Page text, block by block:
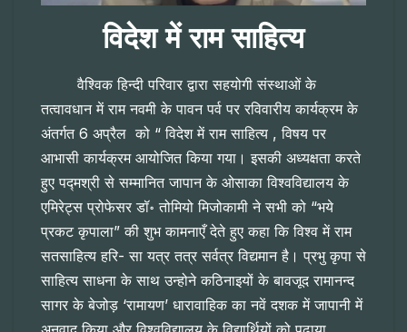
विदेश में राम साहित्य
वैश्विक हिन्दी परिवार द्वारा सहयोगी संस्थाओं के
तत्वावधान में राम नवमी के पावन पर्व पर रविवारीय कार्यक्रम के
अंतर्गत 6 अप्रैल को “ विदेश में राम साहित्य , विषय पर
आभासी कार्यक्रम आयोजित किया गया। इसकी अध्यक्षता करते
हुए पद्मश्री से सम्मानित जापान के ओसाका विश्वविद्यालय के
एमिरेट्स प्रोफेसर डॉ॰ तोमियो मिजोकामी ने सभी को “भये
प्रकट कृपाला” की शुभ कामनाएँ देते हुए कहा कि विश्व में राम
सतसाहित्य हरि- सा यत्र तत्र सर्वत्र विद्यमान है। प्रभु कृपा से
साहित्य साधना के साथ उन्होने कठिनाइयों के बावजूद रामानन्द
सागर के बेजोड़ ‘रामायण’ धारावाहिक का नवें दशक में जापानी में